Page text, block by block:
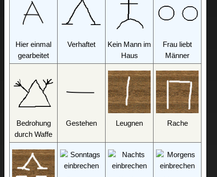
Hier einmal
gearbeitet
Verhaftet
Kein Mann im
Haus
Frau liebt
Männer
Bedrohung
durch Waffe
Gestehen Leugnen Rache